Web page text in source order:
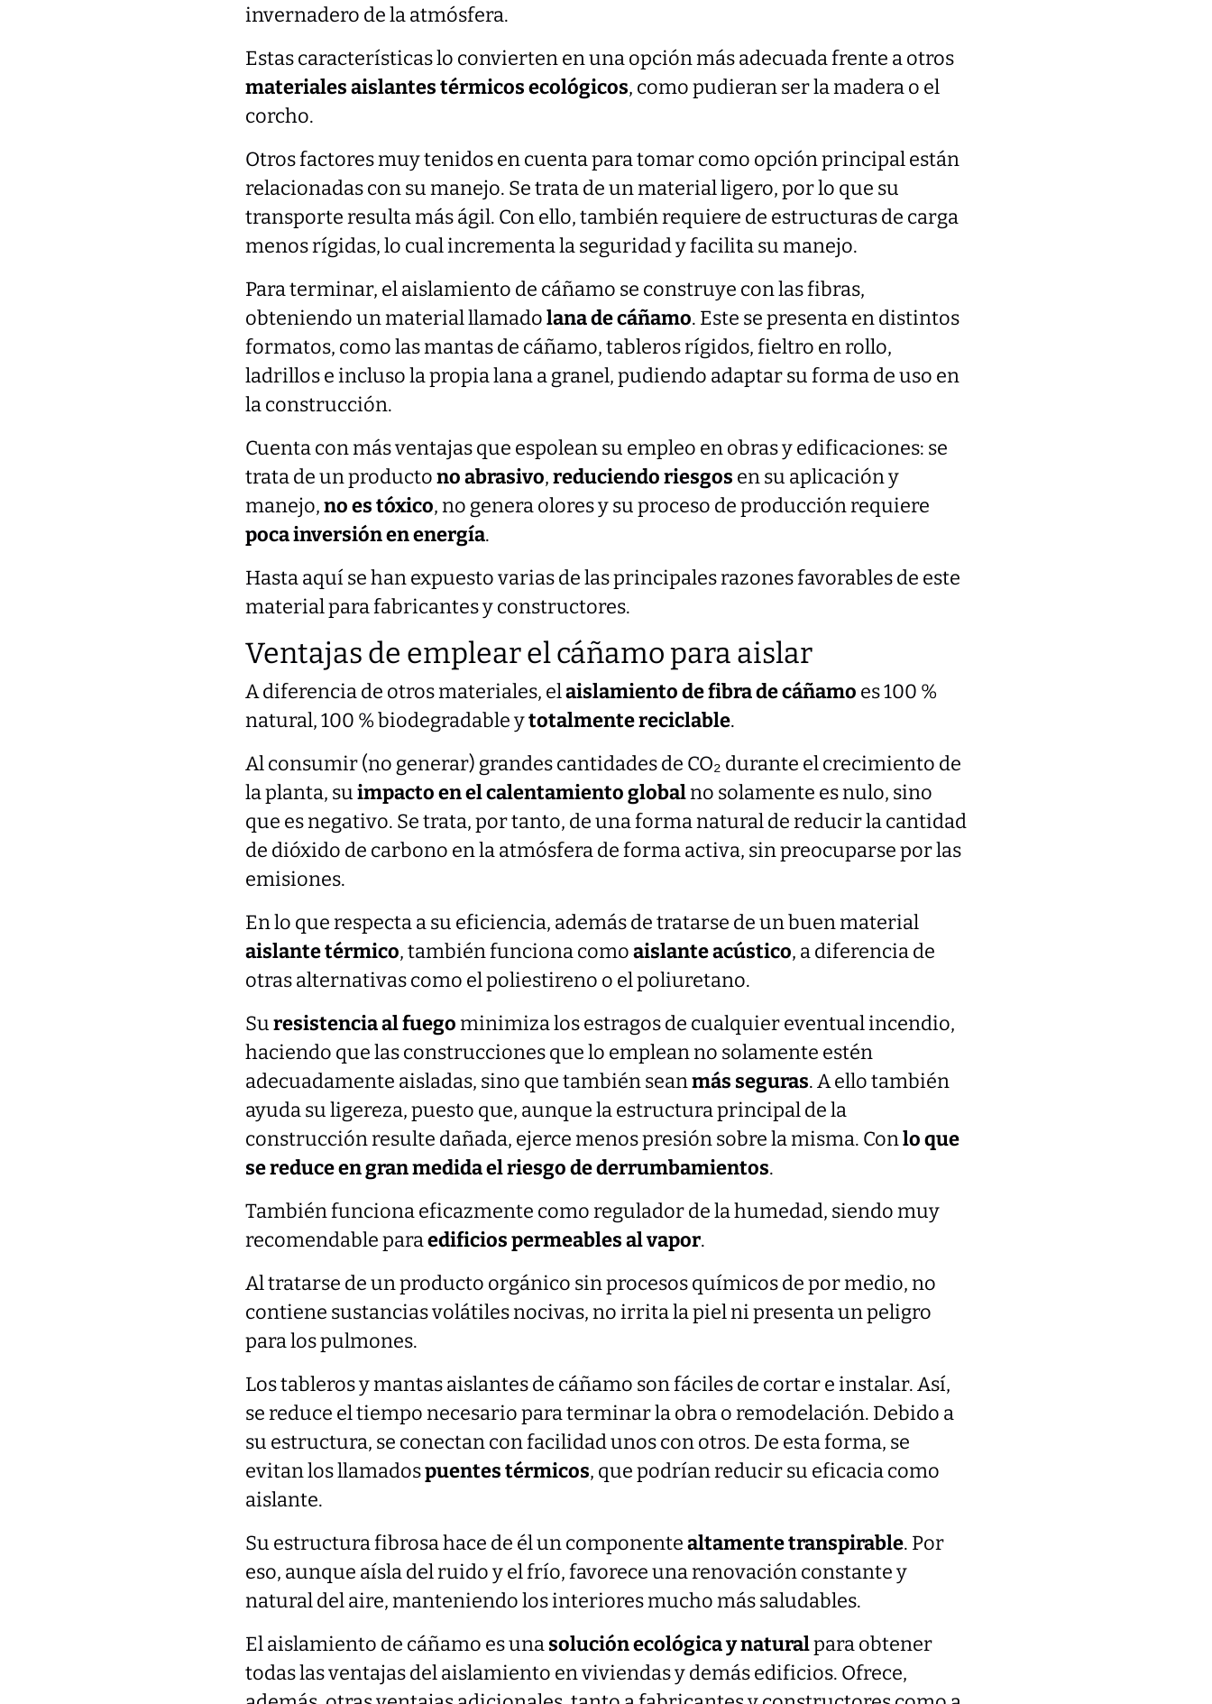
invernadero de la atmósfera.
Estas características lo convierten en una opción más adecuada frente a otros
materiales aislantes térmicos ecológicos, como pudieran ser la madera o el
corcho.
Otros factores muy tenidos en cuenta para tomar como opción principal están
relacionadas con su manejo. Se trata de un material ligero, por lo que su
transporte resulta más ágil. Con ello, también requiere de estructuras de carga
menos rígidas, lo cual incrementa la seguridad y facilita su manejo.
Para terminar, el aislamiento de cáñamo se construye con las fibras,
obteniendo un material llamadolana de cáñamo. Este se presenta en distintos
formatos, como las mantas de cáñamo, tableros rígidos, fieltro en rollo,
ladrillos e incluso la propia lana a granel, pudiendo adaptar su forma de uso en
la construcción.
Cuenta con más ventajas que espolean su empleo en obras y edificaciones: se
trata de un productono abrasivo,reduciendo riesgos en su aplicación y
manejo,no es tóxico, no genera olores y su proceso de producción requiere
poca inversión en energía.
Hasta aquí se han expuesto varias de las principales razones favorables de este
material para fabricantes y constructores.
Ventajas de emplear el cáñamo para aislar
A diferencia de otros materiales, elaislamiento de fibra de cáñamo es 100 %
natural, 100 % biodegradable ytotalmente reciclable.
Al consumir (no generar) grandes cantidades de CO₂ durante el crecimiento de
la planta, suimpacto en el calentamiento globalno solamente es nulo, sino
que es negativo. Se trata, por tanto, de una forma natural de reducir la cantidad
de dióxido de carbono en la atmósfera de forma activa, sin preocuparse por las
emisiones.
En lo que respecta a su eficiencia, además de tratarse de un buen material
aislante térmico, también funciona comoaislante acústico, a diferencia de
otras alternativas como el poliestireno o el poliuretano.
Suresistencia al fuegominimiza los estragos de cualquier eventual incendio,
haciendo que las construcciones que lo emplean no solamente estén
adecuadamente aisladas, sino que también seanmás seguras. A ello también
ayuda su ligereza, puesto que, aunque la estructura principal de la
construcción resulte dañada, ejerce menos presión sobre la misma. Conlo que
se reduce en gran medida el riesgo de derrumbamientos.
También funciona eficazmente como regulador de la humedad, siendo muy
recomendable paraedificios permeables al vapor.
Al tratarse de un producto orgánico sin procesos químicos de por medio, no
contiene sustancias volátiles nocivas, no irrita la piel ni presenta un peligro
para los pulmones.
Los tableros y mantas aislantes de cáñamo son fáciles de cortar e instalar. Así,
se reduce el tiempo necesario para terminar la obra o remodelación. Debido a
su estructura, se conectan con facilidad unos con otros. De esta forma, se
evitan los llamadospuentes térmicos, que podrían reducir su eficacia como
aislante.
Su estructura fibrosa hace de él un componentealtamente transpirable. Por
eso, aunque aísla del ruido y el frío, favorece una renovación constante y
natural del aire, manteniendo los interiores mucho más saludables.
El aislamiento de cáñamo es unasolución ecológica y naturalpara obtener
todas las ventajas del aislamiento en viviendas y demás edificios. Ofrece,